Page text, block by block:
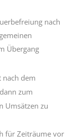
nach
Übergang
nach dem
zum
Umsätzen zu
für Zeiträume vor